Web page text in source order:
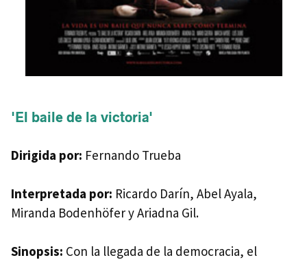
'El baile de la victoria'
Dirigida por: Fernando Trueba
Interpretada por: Ricardo Darín, Abel Ayala,
Miranda Bodenhöfer y Ariadna Gil.
Sinopsis: Con la llegada de la democracia, el